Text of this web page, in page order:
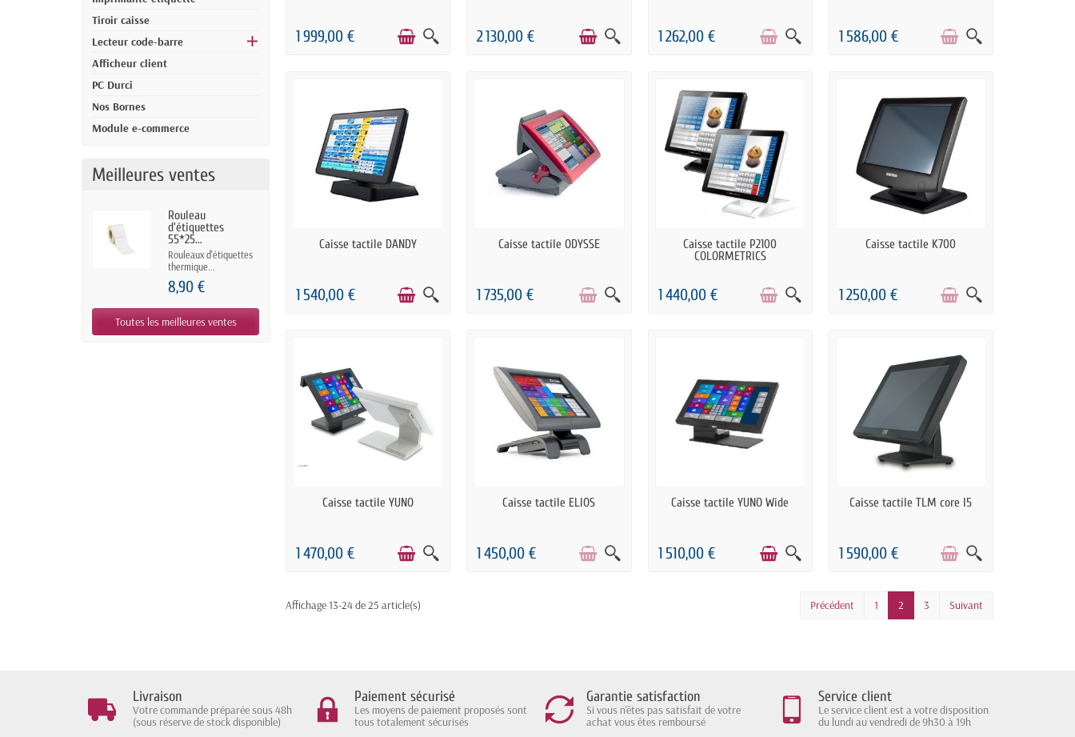
Tiroir caisse
Lecteur code-barre
Afficheur client
PC Durci
Nos Bornes
Module e-commerce
Meilleures ventes
Rouleau
d'étiquettes
55*25...
Rouleaux d'étiquettes
thermique...
8,90 €
Toutes les meilleures ventes
1 999,00 € 2 130,00 € 1 262,00 € 1 586,00 €
PRÉCOMMANDE
Caisse tactile DANDY
1 540,00 €
RUPTURE DE STOCK
Caisse tactile ODYSSE
1 735,00 €
RUPTURE DE STOCK
Caisse tactile P2100
COLORMETRICS
1 440,00 €
RUPTURE DE STOCK
Caisse tactile K700
1 250,00 €
PRÉCOMMANDE
Caisse tactile YUNO
1 470,00 €
RUPTURE DE STOCK
Caisse tactile ELIOS
1 450,00 €
PRÉCOMMANDE
Caisse tactile YUNO Wide
1 510,00 €
RUPTURE DE STOCK
Caisse tactile TLM core I5
1 590,00 €
Affichage 13-24 de 25 article(s) Précédent 1 2 3 Suivant
Livraison
Votre commande préparée sous 48h
(sous réserve de stock disponible)
Paiement sécurisé
Les moyens de paiement proposés sont
tous totalement sécurisés
Garantie satisfaction
Si vous n'êtes pas satisfait de votre
achat vous êtes remboursé
Service client
Le service client est a votre disposition
du lundi au vendredi de 9h30 à 19h